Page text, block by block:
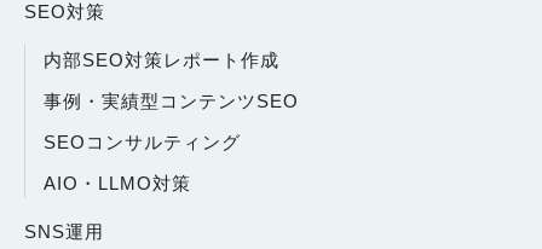
SEO対策
内部SEO対策レポート作成
事例・実績型コンテンツSEO
SEOコンサルティング
AIO・LLMO対策
SNS運用